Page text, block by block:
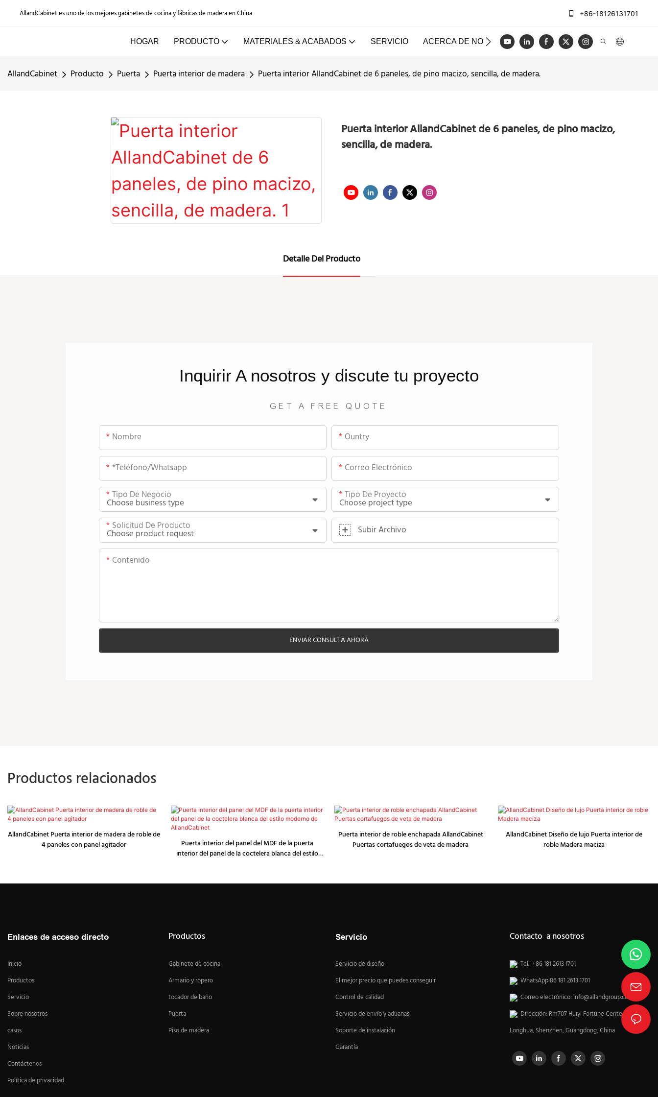
AllandCabinet es uno de los mejores gabinetes de cocina y fábricas de madera en China +86-18126131701
HOGAR PRODUCTO MATERIALES & ACABADOS SERVICIO ACERCA DE NOSOTROS CASOS REGISTRO
AllandCabinet Producto Puerta Puerta interior de madera Puerta interior AllandCabinet de 6 paneles, de pino macizo, sencilla, de madera.
Puerta interior AllandCabinet de 6 paneles, de pino macizo,
sencilla, de madera.
Detalle Del Producto
Inquirir A nosotros y discute tu proyecto
GET A FREE QUOTE
Nombre Ountry
*teléfono/whatsapp Correo Electrónico
Tipo De Negocio Tipo De Proyecto
Solicitud De Producto Subir Archivo
Contenido
ENVIAR CONSULTA AHORA
Productos relacionados
AllandCabinet Puerta interior de madera de roble de
4 paneles con panel agitador
Puerta interior del panel del MDF de la puerta
interior del panel de la coctelera blanca del estilo
Puerta interior de roble enchapada AllandCabinet
Puertas cortafuegos de veta de madera
AllandCabinet Diseño de lujo Puerta interior de
roble Madera maciza
Enlaces de acceso directo
Inicio
Productos
Servicio
Sobre nosotros
casos
Noticias
Contáctenos
Política de privacidad
Productos
Gabinete de cocina
Armario y ropero
tocador de baño
Puerta
Piso de madera
Servicio
Servicio de diseño
El mejor precio que puedes conseguir
Control de calidad
Servicio de envío y aduanas
Soporte de instalación
Garantía
Contacto a nosotros
Tel.: +86 181 2613 1701
WhatsApp:86 181 2613 1701
Correo electrónico: info@allandgroup.com
Dirección: Rm707 Huiyi Fortune Center,
Longhua, Shenzhen, Guangdong, China